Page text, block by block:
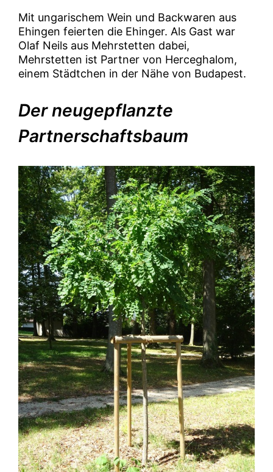
Mit ungarischem Wein und Backwaren aus
Ehingen feierten die Ehinger. Als Gast war
Olaf Neils aus Mehrstetten dabei,
Mehrstetten ist Partner von Herceghalom,
einem Städtchen in der Nähe von Budapest.
Der neugepflanzte
Partnerschaftsbaum